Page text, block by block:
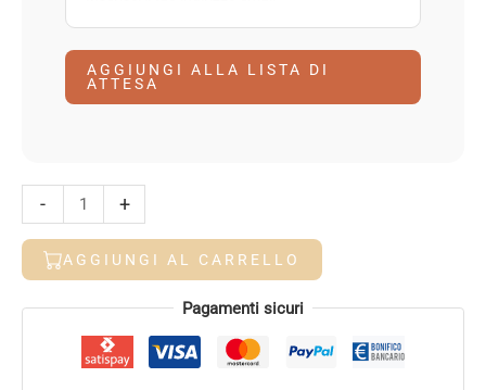
AGGIUNGI ALLA LISTA DI
ATTESA
-
SIo-
2
quantità
+
AGGIUNGI AL CARRELLO
Alternative: Pagamenti sicuri